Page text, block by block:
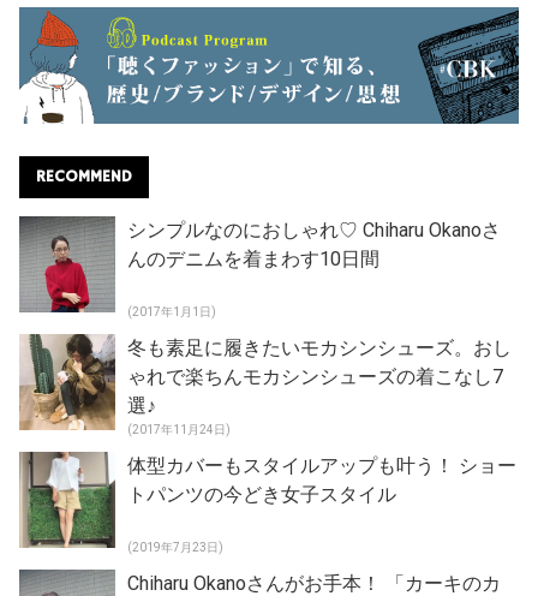
RECOMMEND
シンプルなのにおしゃれ♡ Chiharu Okanoさ
んのデニムを着まわす10日間
(2017年1月1日)
冬も素足に履きたいモカシンシューズ。おし
ゃれで楽ちんモカシンシューズの着こなし7
選♪
(2017年11月24日)
体型カバーもスタイルアップも叶う！ ショー
トパンツの今どき女子スタイル
(2019年7月23日)
Chiharu Okanoさんがお手本！ 「カーキのカ